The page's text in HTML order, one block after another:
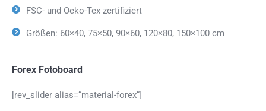
FSC- und Oeko-Tex zertifiziert
Größen: 60×40, 75×50, 90×60, 120×80, 150×100 cm
Forex Fotoboard
[rev_slider alias=“material-forex“]